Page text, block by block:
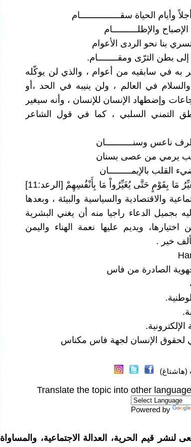
وأيام الحياة سقــــــــــــــــام
والإظلــــــــــام
.. تسري بنا نحو الردى الأعوام
بطن الثرّى ومقــــــــام.
به في سابقيه من أعوام ، والذي لن يوكّله
في العالم ، ولن ينيبه في الحد ،أو
وإضطهاد الإنسان للإنسان ، وأنه سيغير
التمني السلبي ، كما في قول الشاعر
وسنـــــــــــان
يرمي من عصى بسنان
بالإيمـــــــــان
ولكن بمنطق بقوله تعالى: إِنَّ اللّهَ لاَ يُغَيِّرُ مَا بِقَوْمٍ حَتَّى يُغَيِّرُواْ مَا بِأَنْفُسِهِمْ [الرعد:11]
والاقتصادية والسياسية والبيئة ، وبعدها
بجميل الدعاء راجيا منه أن يغني البشرية
اختيارها، ويديم عليها نعمة الهناء واليمن
خير .
الصادرة من فاس
لحقوق الإنسان لجهة فاس مكناس
Translate the topic into other
Powered by
قيم الحرية، العدالة الاجتماعية، والمساواة